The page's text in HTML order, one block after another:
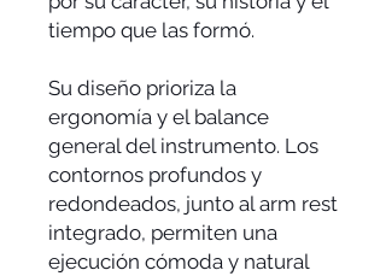
tiempo que las formó.
Su diseño prioriza la
ergonomía y el balance
general del instrumento. Los
contornos profundos y
redondeados, junto al arm rest
integrado, permiten una
ejecución cómoda y natural